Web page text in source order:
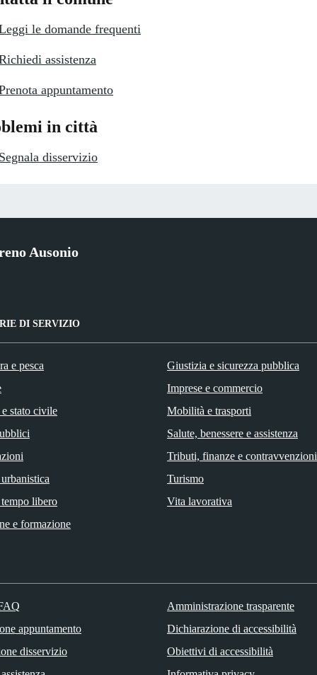
le domande frequenti
assistenza
appuntamento
in città
Segnala disservizio
Ausonio
DI SERVIZIO
e pesca
stato civile
libero
e formazione
Giustizia e sicurezza pubblica
Imprese e commercio
Mobilità e trasporti
Salute, benessere e assistenza
Tributi, finanze e contravvenzioni
Turismo
Vita lavorativa
appuntamento
disservizio
Amministrazione trasparente
Dichiarazione di accessibilità
Obiettivi di accessibilità